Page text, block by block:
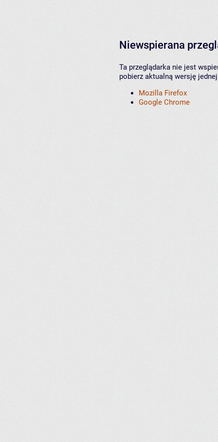
Niewspierana
Ta przeglądarka nie jest
pobierz aktualną wersję
Mozilla Firefox
Google Chrome